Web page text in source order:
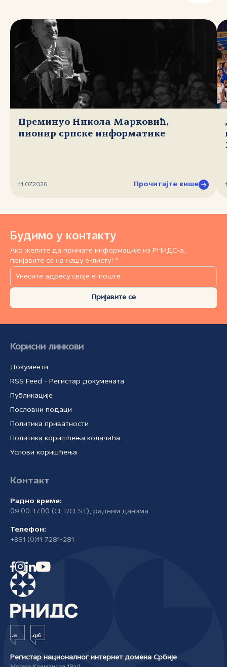
Преминуо Никола Марковић,
пионир српске информатике
11.07.2026. Прочитајте више
Будимо у контакту
Ако желите да примате информације из РНИДС-а,
пријавите се на нашу е-листу! *
Пријавите се
Корисни линкови
Документи
RSS Feed - Регистар докумената
Публикације
Пословни подаци
Политика приватности
Политика коришћења колачића
Услови коришћења
Контакт
Радно време:
09.00-17.00 (CET/CEST), радним данима
Телефон:
+381 (0)11 7281-281
Регистар националног интернет домена Србије